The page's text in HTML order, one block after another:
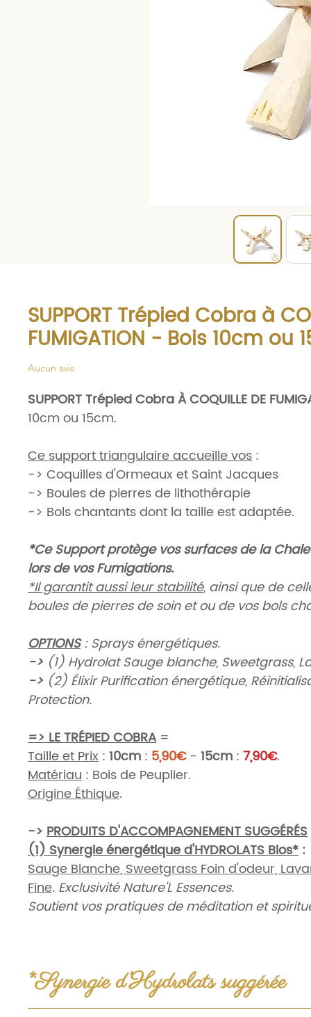
SUPPORT Trépied Cobra à
FUMIGATION - Bois 10cm ou
Aucun avis
SUPPORT Trépied Cobra À COQUILLE DE
10cm ou 15cm.
Ce support triangulaire accueille vos :
-> Coquilles d'Ormeaux et Saint Jacques
-> Boules de pierres de lithothérapie
-> Bols chantants dont la taille est adaptée.
*Ce Support protège vos surfaces de la
lors de vos Fumigations.
*Il garantit aussi leur stabilité, ainsi que de
boules de pierres de soin et ou de vos bols
OPTIONS : Sprays énergétiques.
-> (1) Hydrolat Sauge blanche, Sweetgrass,
-> (2) Élixir Purification énergétique,
Protection.
=> LE TRÉPIED COBRA =
Taille et Prix : 10cm : 5,90€- 15cm : 7,90€.
Matériau : Bois de Peuplier.
Origine Éthique.
-> PRODUITS D'ACCOMPAGNEMENT SUGGÉRÉS
(1) Synergie énergétique d'HYDROLATS Bios* :
Sauge Blanche, Sweetgrass Foin d'odeur,
Fine. Exclusivité Nature'L Essences.
Soutient vos pratiques de méditation et
-> (2) ÉLIXIR PURIFICATION N°01**
:
*Synergie d’Hydrolats suggérée